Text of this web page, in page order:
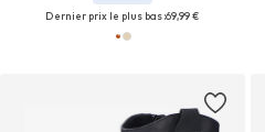
Dernier prix le plus bas :69,99 €